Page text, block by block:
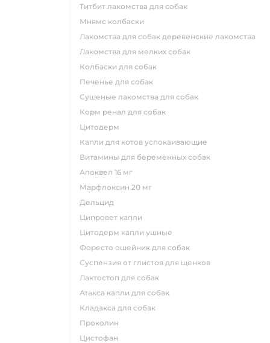
титбит лакомства для собак
мнямс колбаски
лакомства для собак деревенские лакомства
лакомства для мелких собак
колбаски для собак
печенье для собак
сушеные лакомства для собак
корм ренал для собак
цитодерм
капли для котов успокаивающие
витамины для беременных собак
апоквел 16 мг
марфлоксин 20 мг
дельцид
ципровет капли
цитодерм капли ушные
форесто ошейник для собак
суспензия от глистов для щенков
лактостоп для собак
атакса капли для собак
кладакса для собак
проколин
цистофан